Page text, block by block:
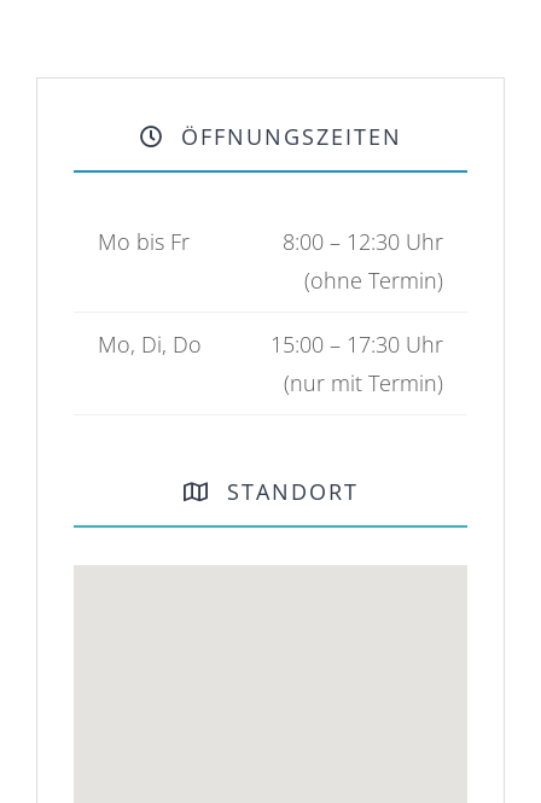
ÖFFNUNGSZEITEN
Mo bis Fr
8:00 – 12:30 Uhr
(ohne Termin)
Mo, Di, Do
15:00 – 17:30 Uhr
(nur mit Termin)
STANDORT